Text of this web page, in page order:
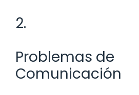
2.
Problemas de
Comunicación